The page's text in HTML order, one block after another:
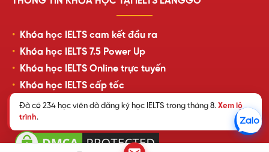
Đã có 234 học viên đã đăng ký học IELTS trong tháng 8. Xem lộ
trình.
Khóa học IELTS cam kết đầu ra
Khóa học IELTS 7.5 Power Up
Khóa học IELTS Online trực tuyến
Khóa học IELTS cấp tốc
Lịch khai giảng lớp học mới nhất
Review của học viên LangGo